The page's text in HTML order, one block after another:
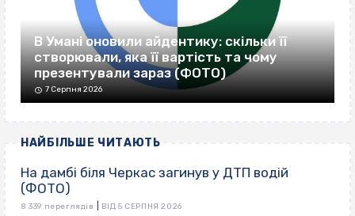
В Умані оновили айдентику: скільки її
створювали, яка її вартість та чому
презентували зараз (ФОТО)
7 Серпня 2026
НАЙБІЛЬШЕ ЧИТАЮТЬ
На дамбі біля Черкас загинув у ДТП водій
(ФОТО)
8 339 переглядів ВІД 5 СЕРПНЯ 2026